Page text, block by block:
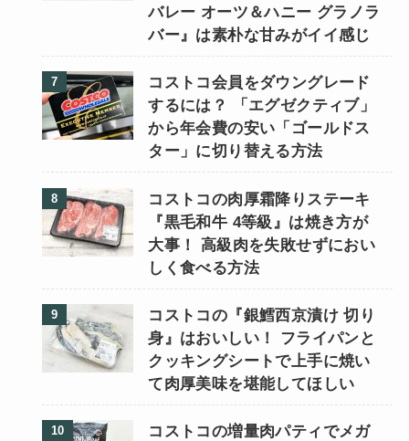
バレー オーツ＆ハニー グラノラ
バー』は素朴な甘みがイイ感じ
コストコ会員をダウングレード
するには？ 「エグゼクティブ」
から年会費の安い「ゴールドス
ター」に切り替える方法
コストコの肉厚霜降りステーキ
『黒毛和牛 4等級』は焼き方が
大事！ 高級肉を失敗せずにおい
しく食べる方法
コストコの『銀鱈西京漬け 切り
身』はおいしい！ フライパンと
クッキングシートで上手に焼い
て肉厚美味を堪能してほしい
コストコの増量肉パティでメガ